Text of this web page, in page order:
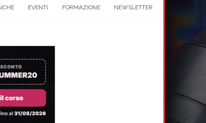
EVENTI FORMAZIONE NEWSLETTER